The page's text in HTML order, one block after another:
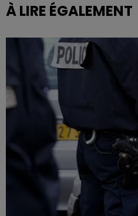
À LIRE ÉGALEMENT